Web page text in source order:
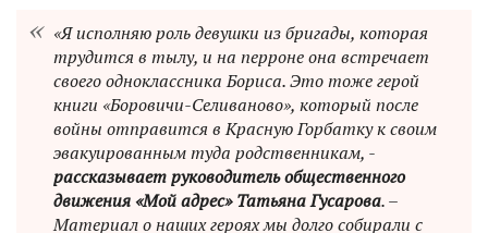
«Я исполняю роль девушки из бригады, которая
трудится в тылу, и на перроне она встречает
своего одноклассника Бориса. Это тоже герой
книги «Боровичи-Селиваново», который после
войны отправится в Красную Горбатку к своим
эвакуированным туда родственникам, -
рассказывает руководитель общественного
движения «Мой адрес» Татьяна Гусарова. –
Материал о наших героях мы долго собирали с